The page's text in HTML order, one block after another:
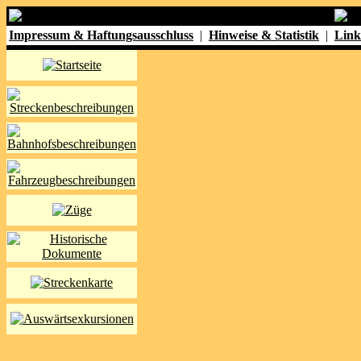
Impressum & Haftungsausschluss | Hinweise & Statistik |